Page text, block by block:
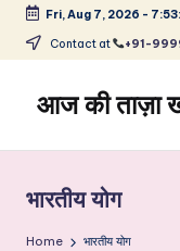
Skip
content
Fri, Aug 7, 2026 -
Contact at +91-
आज की ताज़ा
ताज़ा
समाचार
–
भारतीय योग
Home भारतीय योग